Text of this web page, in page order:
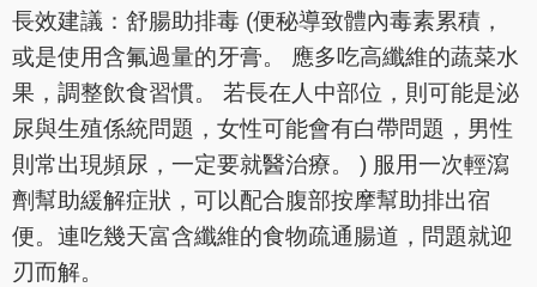
長效建議：舒腸助排毒 (便秘導致體內毒素累積，
或是使用含氟過量的牙膏。 應多吃高纖維的蔬菜水
果，調整飲食習慣。 若長在人中部位，則可能是泌
尿與生殖係統問題，女性可能會有白帶問題，男性
則常出現頻尿，一定要就醫治療。 ) 服用一次輕瀉
劑幫助緩解症狀，可以配合腹部按摩幫助排出宿
便。連吃幾天富含纖維的食物疏通腸道，問題就迎
刃而解。